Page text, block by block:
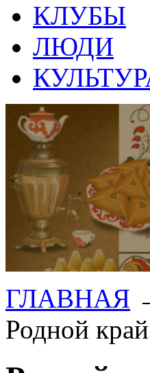
КЛУБЫ
ЛЮДИ
ГЛАВНАЯ
Родной